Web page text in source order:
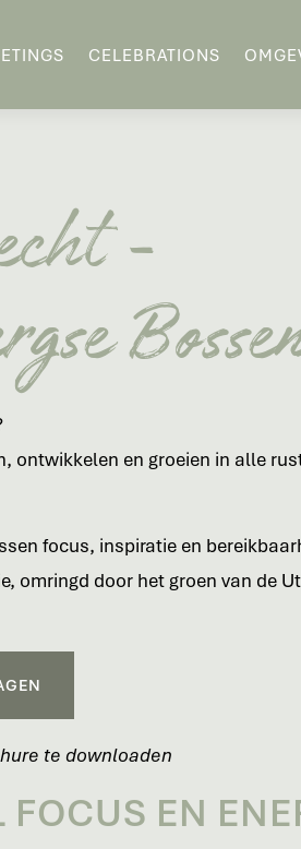
CELEBRATIONS
-
ontwikkelen en groeien in alle
focus, inspiratie en
omringd door het groen van de
te downloaden
EN